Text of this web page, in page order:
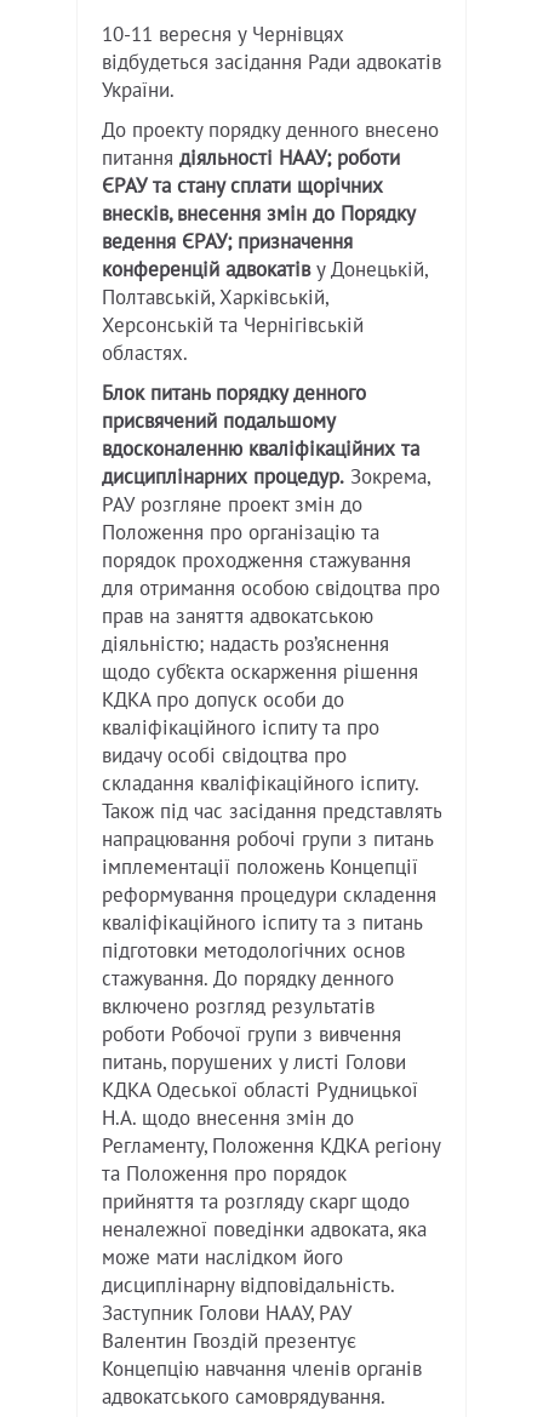
10-11 вересня у Чернівцях
відбудеться засідання Ради адвокатів
України.
До проекту порядку денного внесено
питання діяльності НААУ; роботи
ЄРАУ та стану сплати щорічних
внесків, внесення змін до Порядку
ведення ЄРАУ; призначення
конференцій адвокатіву Донецькій,
Полтавській, Харківській,
Херсонській та Чернігівській
областях.
Блок питань порядку денного
присвячений подальшому
вдосконаленню кваліфікаційних та
дисциплінарних процедур. Зокрема,
РАУ розгляне проект змін до
Положення про організацію та
порядок проходження стажування
для отримання особою свідоцтва про
прав на заняття адвокатською
діяльністю; надасть роз’яснення
щодо суб’єкта оскарження рішення
КДКА про допуск особи до
кваліфікаційного іспиту та про
видачу особі свідоцтва про
складання кваліфікаційного іспиту.
Також під час засідання представлять
напрацювання робочі групи з питань
імплементації положень Концепції
реформування процедури складення
кваліфікаційного іспиту та з питань
підготовки методологічних основ
стажування. До порядку денного
включено розгляд результатів
роботи Робочої групи з вивчення
питань, порушених у листі Голови
КДКА Одеської області Рудницької
Н.А. щодо внесення змін до
Регламенту, Положення КДКА регіону
та Положення про порядок
прийняття та розгляду скарг щодо
неналежної поведінки адвоката, яка
може мати наслідком його
дисциплінарну відповідальність.
Заступник Голови НААУ, РАУ
Валентин Гвоздій презентує
Концепцію навчання членів органів
адвокатського самоврядування.